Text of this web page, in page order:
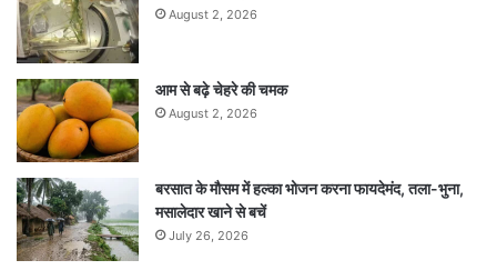
August 2, 2026
आम से बढ़े चेहरे की चमक
August 2, 2026
बरसात के मौसम में हल्का भोजन करना फायदेमंद, तला-भुना,
मसालेदार खाने से बचें
July 26, 2026